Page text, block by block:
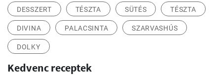
DESSZERT TÉSZTA SÜTÉS TÉSZTA
DIVINA PALACSINTA SZARVASHÚS
DOLKY
Kedvenc receptek